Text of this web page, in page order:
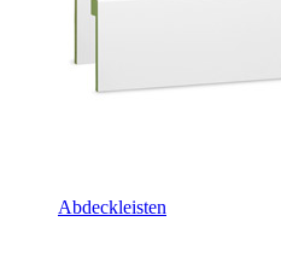
Abdeckleisten